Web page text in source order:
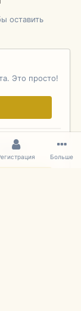
оставить
Это просто!
Больше